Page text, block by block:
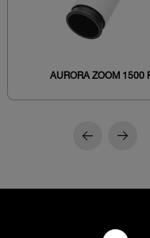
AURORA ZOOM 1500